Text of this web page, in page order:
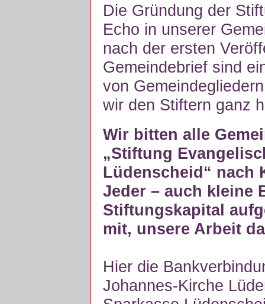
Die Gründung der
Echo in unserer
nach der ersten
Gemeindebrief sind
von
wir den Stiftern ganz
Wir bitten alle
„Stiftung
Lüdenscheid“ nach
Jeder – auch kleine
Stiftungskapital
mit, unsere Arbeit
Hier die
Johannes-Kirche